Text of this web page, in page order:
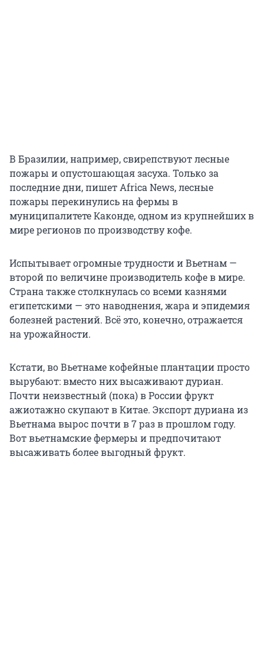
В Бразилии, например, свирепствуют лесные
пожары и опустошающая засуха. Только за
последние дни, пишет Africa News, лесные
пожары перекинулись на фермы в
муниципалитете Каконде, одном из крупнейших в
мире регионов по производству кофе.
Испытывает огромные трудности и Вьетнам —
второй по величине производитель кофе в мире.
Страна также столкнулась со всеми казнями
египетскими — это наводнения, жара и эпидемия
болезней растений. Всё это, конечно, отражается
на урожайности.
Кстати, во Вьетнаме кофейные плантации просто
вырубают: вместо них высаживают дуриан.
Почти неизвестный (пока) в России фрукт
ажиотажно скупают в Китае. Экспорт дуриана из
Вьетнама вырос почти в 7 раз в прошлом году.
Вот вьетнамские фермеры и предпочитают
высаживать более выгодный фрукт.